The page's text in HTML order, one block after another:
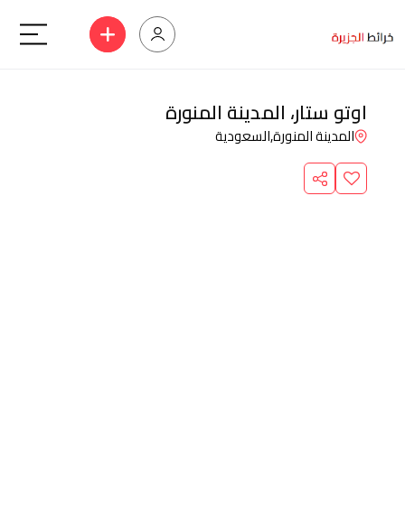
اوتو ستار، المدينة المنورة
المدينة المنورة,السعودية